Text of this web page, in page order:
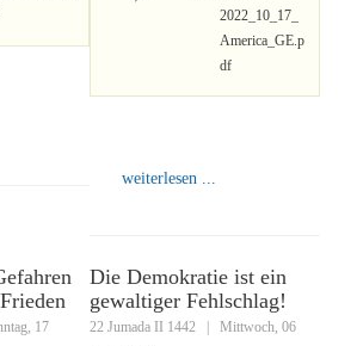
2022_10_17_
America_GE.p
df
weiterlesen ...
17
Die Demokratie ist ein
gewaltiger Fehlschlag!
22 Jumada II 1442
Mittwoch, 06